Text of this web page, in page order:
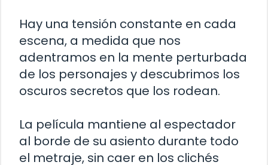
Hay una tensión constante en cada
escena, a medida que nos
adentramos en la mente perturbada
de los personajes y descubrimos los
oscuros secretos que los rodean.
La película mantiene al espectador
al borde de su asiento durante todo
el metraje, sin caer en los clichés